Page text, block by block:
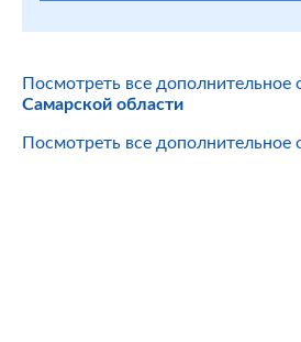
Посмотреть все дополнительное
Самарской области
Посмотреть все дополнительное